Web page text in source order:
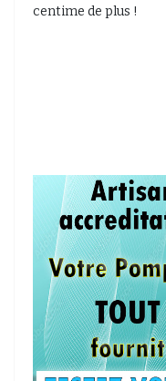
centime de plus !